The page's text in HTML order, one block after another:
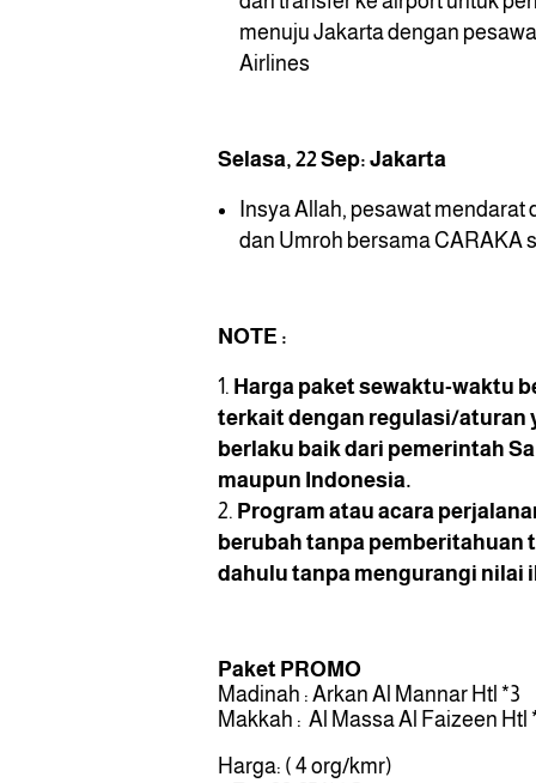
menuju Jakarta dengan
Airlines
Selasa, 22 Sep: Jakarta
Insya Allah, pesawat mendarat
dan Umroh bersama CARAKA
NOTE :
Harga paket sewaktu-waktu
terkait dengan regulasi/aturan
berlaku baik dari pemerintah
maupun Indonesia.
Program atau acara
berubah tanpa pemberitahuan
dahulu tanpa mengurangi nilai
Paket PROMO
Madinah : Arkan Al Mannar Htl *3
Makkah : Al Massa Al Faizeen Htl
Harga: ( 4 org/kmr)